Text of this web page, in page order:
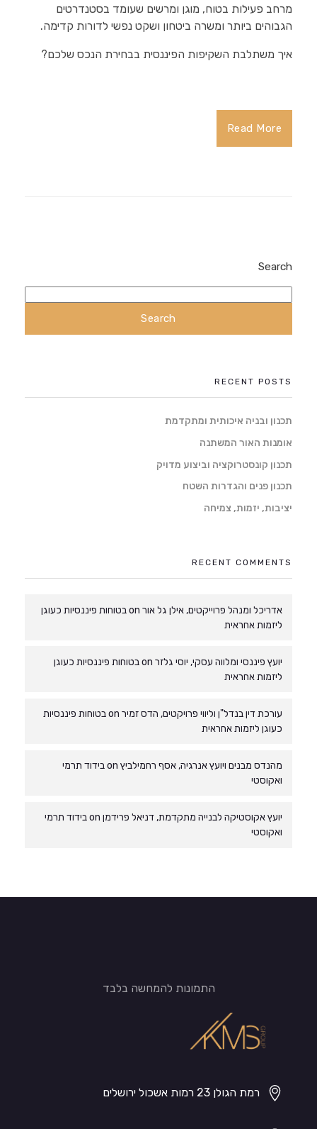
מרחב פעילות בטוח, מוגן ומרשים שעומד בסטנדרטים
הגבוהים ביותר ומשרה ביטחון ושקט נפשי לדורות קדימה.
איך משתלבת השקיפות הפיננסית בבחירת הנכס שלכם?
Read More
Search
Search
RECENT POSTS
תכנון ובניה איכותית ומתקדמת
אומנות האור המשתנה
תכנון קונסטרוקציה וביצוע מדויק
תכנון פנים והגדרות השטח
יציבות, יזמות, צמיחה
RECENT COMMENTS
אדריכל ומנהל פרוייקטים, אילן גל אור
בטוחות פיננסיות כעוגן
ליזמות אחראית
יועץ פיננסי ומלווה עסקי, יוסי גלזר
בטוחות פיננסיות כעוגן
ליזמות אחראית
עורכת דין בנדל"ן וליווי פרויקטים, הדס זמיר
בטוחות פיננסיות
כעוגן ליזמות אחראית
מהנדס מבנים ויועץ אנרגיה, אסף רחמילביץ
בידוד תרמי
ואקוסטי
יועץ אקוסטיקה לבנייה מתקדמת, דניאל פרידמן
בידוד תרמי
ואקוסטי
התמונות להמחשה בלבד
רמת הגולן 23 רמות אשכול ירושלים